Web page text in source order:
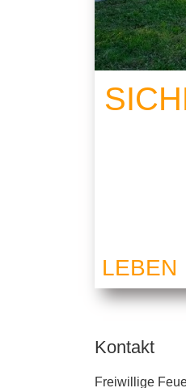
LEBEN
Kontakt
Freiwillige